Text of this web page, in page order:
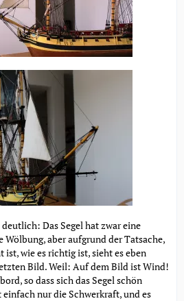
Das Segel hat zwar eine
aber aufgrund der Tatsache,
ist, wie es richtig ist, sieht es eben
Bild. Weil: Auf dem Bild ist Wind!
so dass sich das Segel schön
nur die Schwerkraft, und es